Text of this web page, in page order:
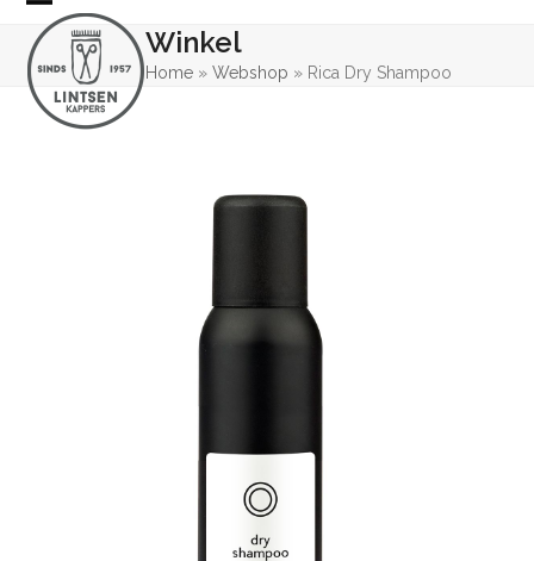
Skip
content
Open
mobile
menu
Close
mobile
menu
Winkel
Home »Webshop » Rica Dry Shampoo